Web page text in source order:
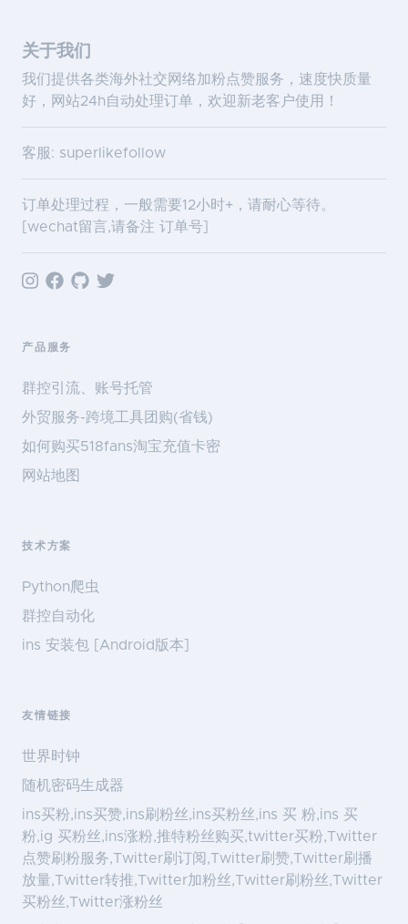
关于我们
我们提供各类海外社交网络加粉点赞服务，速度快质量
好，网站24h自动处理订单，欢迎新老客户使用！
客服: superlikefollow
订单处理过程，一般需要12小时+，请耐心等待。
[wechat留言,请备注 订单号]
产品服务
群控引流、账号托管
外贸服务-跨境工具团购(省钱)
如何购买518fans淘宝充值卡密
网站地图
技术方案
Python爬虫
群控自动化
ins 安装包 [Android版本]
友情链接
世界时钟
随机密码生成器
ins买粉,ins买赞,ins刷粉丝,ins买粉丝,ins 买 粉,ins 买
粉,ig 买粉丝,ins涨粉,推特粉丝购买,twitter买粉,Twitter
点赞刷粉服务,Twitter刷订阅,Twitter刷赞,Twitter刷播
放量,Twitter转推,Twitter加粉丝,Twitter刷粉丝,Twitter
买粉丝,Twitter涨粉丝